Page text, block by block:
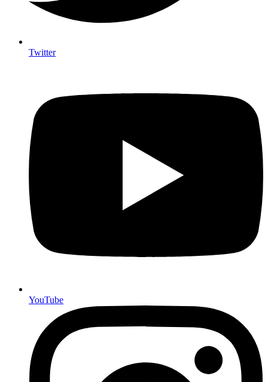
Twitter
YouTube